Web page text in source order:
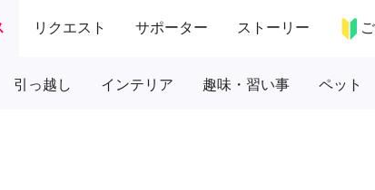
リクエスト サポーター ストーリー
引っ越し インテリア 趣味・習い事 ペット